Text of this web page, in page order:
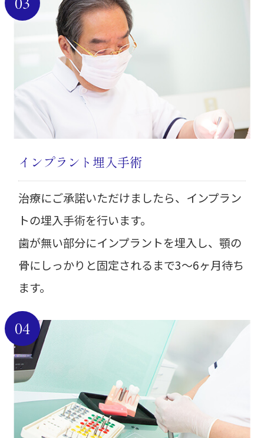
インプラント埋入手術
治療にご承諾いただけましたら、インプラン
トの埋入手術を行います。
歯が無い部分にインプラントを埋入し、顎の
骨にしっかりと固定されるまで3～6ヶ月待ち
ます。
04